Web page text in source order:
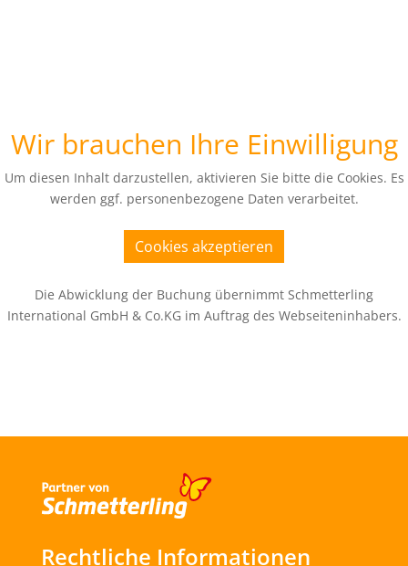
Wir brauchen Ihre Einwilligung
Um diesen Inhalt darzustellen, aktivieren Sie bitte die Cookies. Es
werden ggf. personenbezogene Daten verarbeitet.
Cookies akzeptieren
Die Abwicklung der Buchung übernimmt Schmetterling
International GmbH & Co.KG im Auftrag des Webseiteninhabers.
Rechtliche Informationen